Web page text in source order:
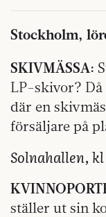
Stockholm,
SKIVMÄSSA:
LP-skivor?
där en
försäljare på
Solnahallen, kl
ställer ut sin